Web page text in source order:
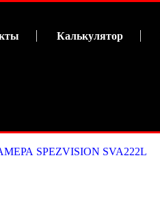
Калькулятор
SPEZVISION SVA222L